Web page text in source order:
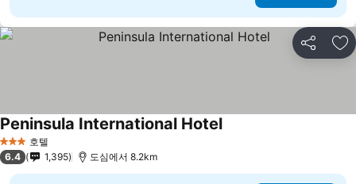
공유 즐
3 성급 호텔
Peninsula International Hotel
6.4 1,395 도심에서 8.2km